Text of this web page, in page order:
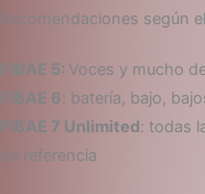
Recomendaciones según
FIBAE 5: Voces y mucho
FIBAE 6: batería, bajo,
FIBAE 7 Unlimited: todas
de referencia